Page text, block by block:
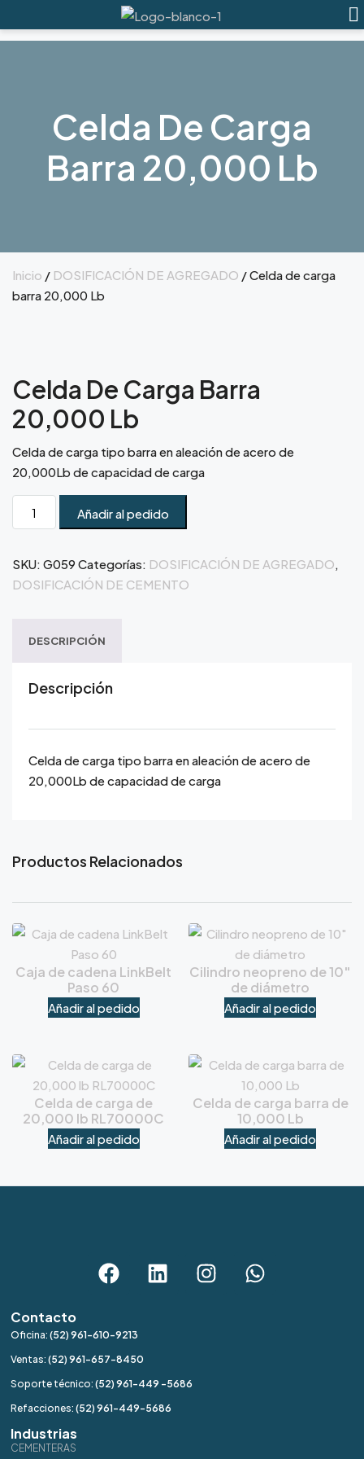
Celda De Carga
Barra 20,000 Lb
Inicio / DOSIFICACIÓN DE AGREGADO / Celda de carga
barra 20,000 Lb
Celda De Carga Barra
20,000 Lb
Celda de carga tipo barra en aleación de acero de
20,000Lb de capacidad de carga
Añadir al pedido
SKU: G059Categorías: DOSIFICACIÓN DE AGREGADO,
DOSIFICACIÓN DE CEMENTO
DESCRIPCIÓN
Descripción
Celda de carga tipo barra en aleación de acero de
20,000Lb de capacidad de carga
Productos Relacionados
Caja de cadena LinkBelt
Paso 60
Añadir al pedido
Cilindro neopreno de 10″
de diámetro
Añadir al pedido
Celda de carga de
20,000 lb RL70000C
Añadir al pedido
Celda de carga barra de
10,000 Lb
Añadir al pedido
Contacto
Oficina:(52) 961-610-9213
Ventas:(52) 961-657-8450
Soporte técnico:(52) 961-449 -5686
Refacciones:(52) 961-449-5686
Industrias
CEMENTERAS